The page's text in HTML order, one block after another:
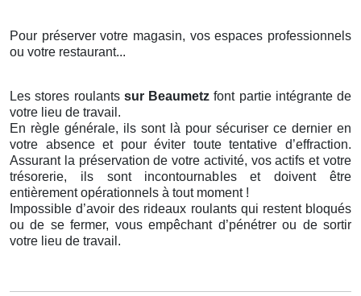
Pour préserver votre magasin, vos espaces professionnels
ou votre restaurant...
Les stores roulants sur Beaumetzfont partie intégrante de
votre lieu de travail.
En règle générale, ils sont là pour sécuriser ce dernier en
votre absence et pour éviter toute tentative d’effraction.
Assurant la préservation de votre activité, vos actifs et votre
trésorerie, ils sont incontournables et doivent être
entièrement opérationnels à tout moment !
Impossible d’avoir des rideaux roulants qui restent bloqués
ou de se fermer, vous empêchant d’pénétrer ou de sortir
votre lieu de travail.